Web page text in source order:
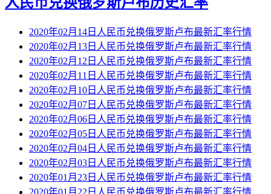
2020年02月14日人民币兑换俄罗斯卢布最新汇率行情
2020年02月13日人民币兑换俄罗斯卢布最新汇率行情
2020年02月12日人民币兑换俄罗斯卢布最新汇率行情
2020年02月11日人民币兑换俄罗斯卢布最新汇率行情
2020年02月10日人民币兑换俄罗斯卢布最新汇率行情
2020年02月07日人民币兑换俄罗斯卢布最新汇率行情
2020年02月06日人民币兑换俄罗斯卢布最新汇率行情
2020年02月05日人民币兑换俄罗斯卢布最新汇率行情
2020年02月04日人民币兑换俄罗斯卢布最新汇率行情
2020年02月03日人民币兑换俄罗斯卢布最新汇率行情
2020年01月23日人民币兑换俄罗斯卢布最新汇率行情